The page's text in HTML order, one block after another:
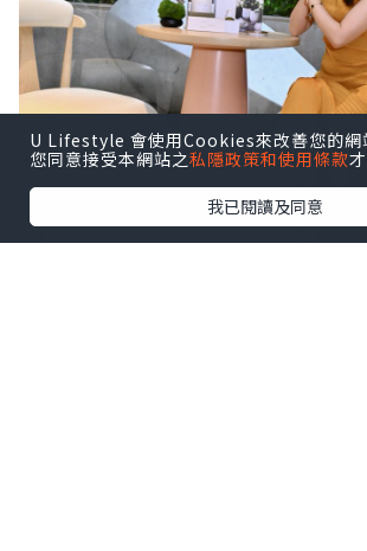
U Lifestyle 會使用Cookies來改善您的網
您同意接受本網站之私隱政策和使用條款
我已閱讀及同意